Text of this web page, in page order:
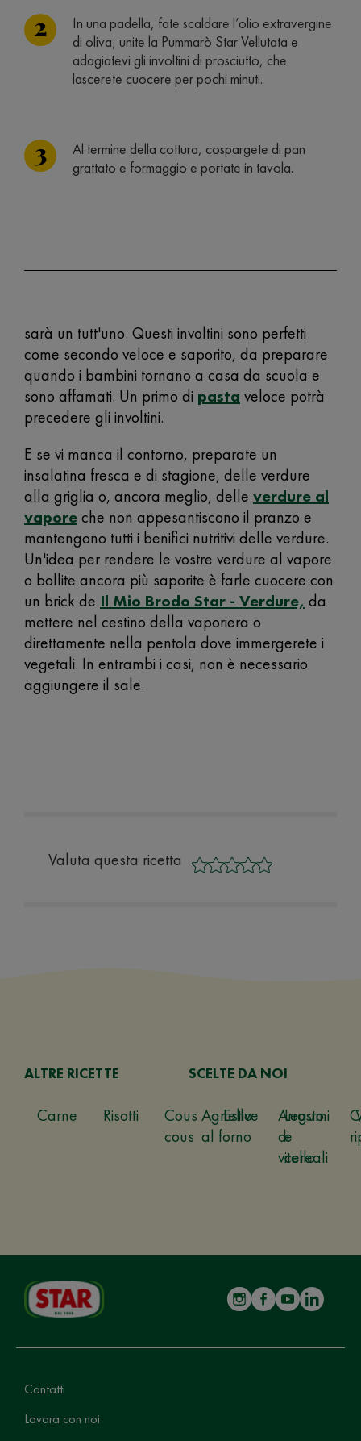
In una padella, fate scaldare l’olio extravergine
di oliva; unite la Pummarò Star Vellutata e
adagiatevi gli involtini di prosciutto, che
lascerete cuocere per pochi minuti.
Al termine della cottura, cospargete di pan
grattato e formaggio e portate in tavola.
sarà un tutt'uno. Questi involtini sono perfetti
come secondo veloce e saporito, da preparare
quando i bambini tornano a casa da scuola e
sono affamati. Un primo di pasta veloce potrà
precedere gli involtini.
E se vi manca il contorno, preparate un
insalatina fresca e di stagione, delle verdure
alla griglia o, ancora meglio, delle verdure al
vaporeche non appesantiscono il pranzo e
mantengono tutti i benifici nutritivi delle verdure.
Un'idea per rendere le vostre verdure al vapore
o bollite ancora più saporite è farle cuocere con
un brick de Il Mio Brodo Star - Verdure, da
mettere nel cestino della vaporiera o
direttamente nella pentola dove immergerete i
vegetali. In entrambi i casi, non è necessario
aggiungere il sale.
Valuta questa ricetta
ALTRE RICETTE
Carne Risotti
Cous
cous
Estive
Legumi
e
cereali
SCELTE DA NOI
Agnello
al forno
Arrosto
di
vitello
Contatti
Lavora con noi